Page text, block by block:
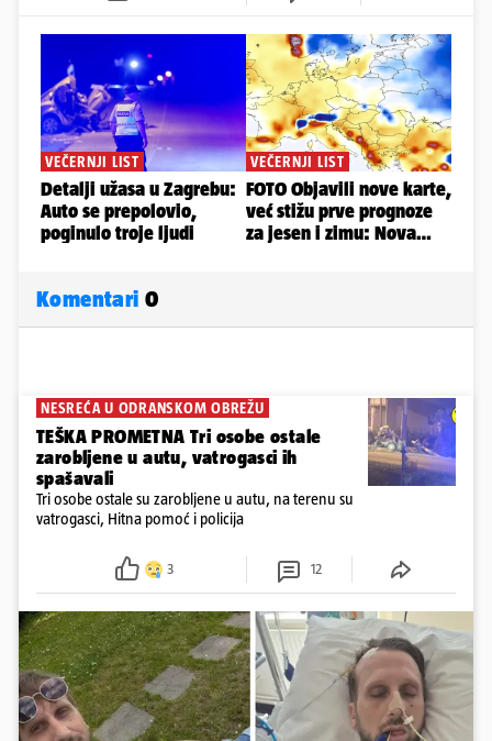
Komentari 0
NESREĆA U ODRANSKOM OBREŽU
TEŠKA PROMETNA Tri osobe ostale
zarobljene u autu, vatrogasci ih
spašavali
Tri osobe ostale su zarobljene u autu, na terenu su
vatrogasci, Hitna pomoć i policija
3 12